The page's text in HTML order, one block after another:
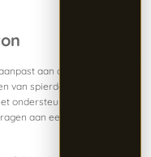
aan diverse
van spierdefinitie, het
ondersteunen van herstel,
aan een efficiëntere en